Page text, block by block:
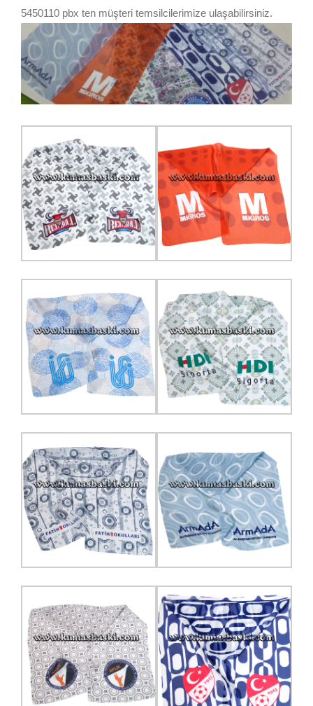
5450110 pbx ten müşteri temsilcilerimize ulaşabilirsiniz.